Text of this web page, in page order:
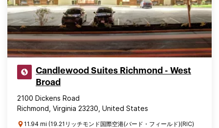
Candlewood Suites Richmond - West
Broad
2100 Dickens Road
Richmond, Virginia 23230, United States
11.94 mi (19.21リッチモンド国際空港(バード・フィールド)(RIC)